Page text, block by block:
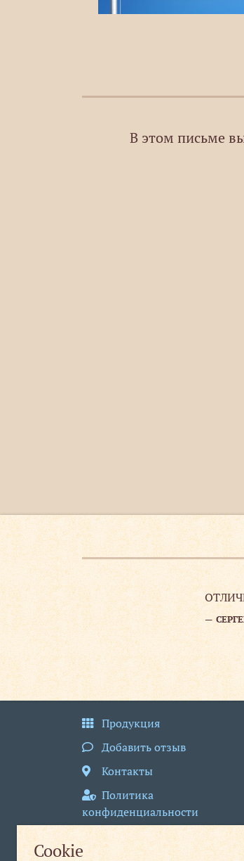
Cookie
В этом письме
все
Продукция
Добавить отзыв
Контакты
Политика
конфиденциальности
Пользовательское
соглашение